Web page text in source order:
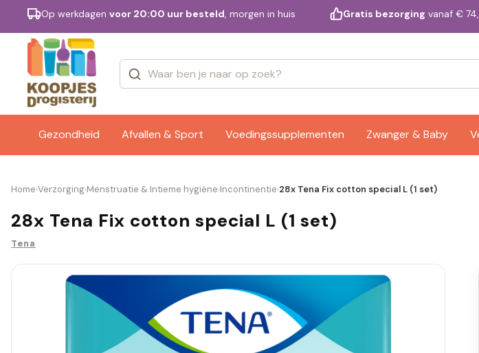
Op werkdagen voor 20:00 uur besteld, morgen in huis Gratis bezorging vanaf €
Gezondheid Afvallen & Sport Voedingssupplementen Zwanger & Baby
Merken
Home›Verzorging›Menstruatie & Intieme hygiëne›Incontinentie›28x Tena Fix cotton special L (1 set)
28x Tena Fix cotton special L (1 set)
Tena